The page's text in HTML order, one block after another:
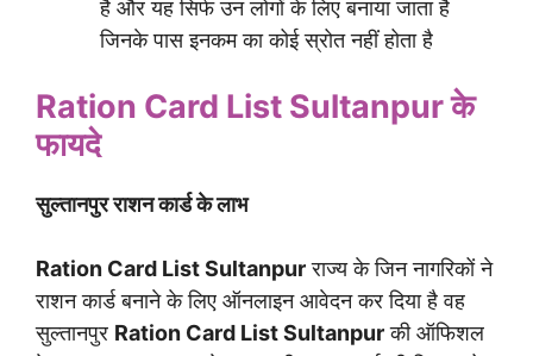
है और यह सिर्फ उन लोगों के लिए बनाया जाता है
जिनके पास इनकम का कोई स्रोत नहीं होता है
Ration Card List Sultanpurके
फायदे
सुल्तानपुर राशन कार्ड के लाभ
Ration Card List Sultanpurराज्य के जिन नागरिकों ने
राशन कार्ड बनाने के लिए ऑनलाइन आवेदन कर दिया है वह
सुल्तानपुर Ration Card List Sultanpurकी ऑफिशल